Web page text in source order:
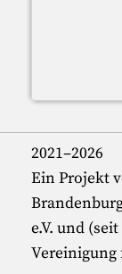
2021–2026
Ein Projekt
e.V. und
Vereinigung